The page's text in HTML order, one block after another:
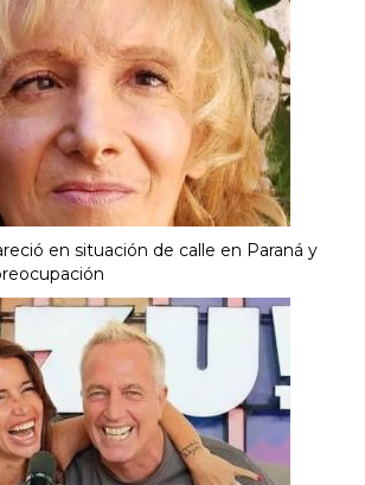
en situación de calle en Paraná y